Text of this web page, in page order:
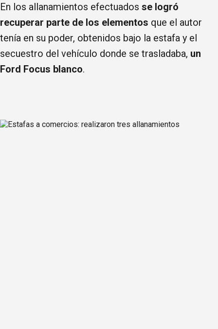
En los allanamientos efectuados se logró
recuperar parte de los elementos que el autor
tenía en su poder, obtenidos bajo la estafa y el
secuestro del vehículo donde se trasladaba, un
Ford Focus blanco.